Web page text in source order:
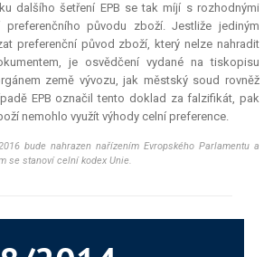
dalšího šetření EPB se tak míjí s rozhodnými
původu zboží. Jestliže jediným
preferenční původ zboží, který nelze nahradit
je osvědčení vydané na tiskopisu
země vývozu, jak městský soud rovněž
EPB označil tento doklad za falzifikát, pak
nemohlo využít výhody celní preference.
bude nahrazen nařízením Evropského Parlamentu a
se stanoví celníkodex Unie.